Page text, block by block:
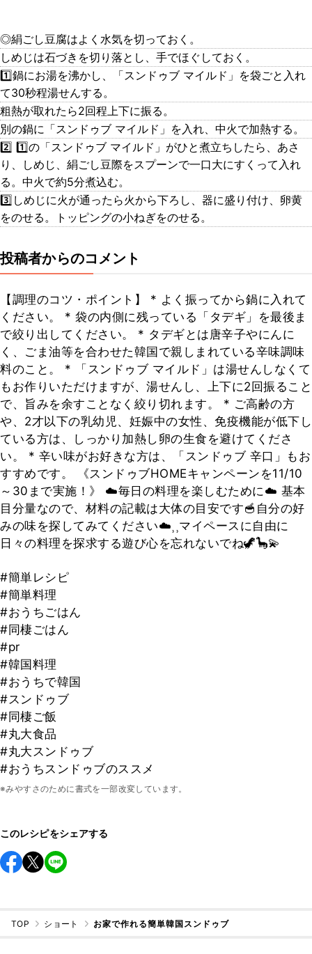
◎絹ごし豆腐はよく水気を切っておく。
しめじは石づきを切り落とし、手でほぐしておく。
1️⃣鍋にお湯を沸かし、「スンドゥブ マイルド」を袋ごと入れ
て30秒程湯せんする。
粗熱が取れたら2回程上下に振る。
別の鍋に「スンドゥブ マイルド」を入れ、中火で加熱する。
2️⃣ 1️⃣の「スンドゥブ マイルド」がひと煮立ちしたら、あさ
り、しめじ、絹ごし豆際をスプーンで一口大にすくって入れ
る。中火で約5分煮込む。
3️⃣しめじに火が通ったら火から下ろし、器に盛り付け、卵黄
をのせる。トッピングの小ねぎをのせる。
投稿者からのコメント
【調理のコツ・ポイント】 * よく振ってから鍋に入れて
ください。 * 袋の内側に残っている「タデギ」を最後ま
で絞り出してください。 * タデギとは唐辛子やにんに
く、ごま油等を合わせた韓国で親しまれている辛味調味
料のこと。 * 「スンドゥブ マイルド」は湯せんしなくて
もお作りいただけますが、湯せんし、上下に2回振ること
で、旨みを余すことなく絞り切れます。 * ご高齢の方
や、2才以下の乳幼児、妊娠中の女性、免疫機能が低下し
ている方は、しっかり加熱し卵の生食を避けてくださ
い。 * 辛い味がお好きな方は、「スンドゥブ 辛口」もお
すすめです。 《スンドゥブHOMEキャンペーンを11/10
～30まで実施！》 ☁️毎日の料理を楽しむために☁️ 基本
目分量なので、材料の記載は大体の目安です🥣自分の好
みの味を探してみてください☁️⸒⸒マイペースに自由に
日々の料理を探求する遊び心を忘れないでね🦖🦕💫
#簡単レシピ
#簡単料理
#おうちごはん
#同棲ごはん
#pr
#韓国料理
#おうちで韓国
#スンドゥブ
#同棲ご飯
#丸大食品
#丸大スンドゥブ
#おうちスンドゥブのススメ
※みやすさのために書式を一部改変しています。
このレシピをシェアする
TOP ショート お家で作れる簡単韓国スンドゥブ